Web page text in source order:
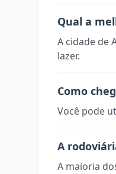
Qual a
A cidade de
lazer.
Como
Você pode
A
A maioria